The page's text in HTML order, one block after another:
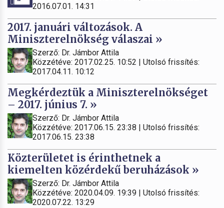
2016.07.01. 14:31
2017. januári változások. A
Miniszterelnökség válaszai »
Szerző: Dr. Jámbor Attila
Közzétéve: 2017.02.25. 10:52 | Utolsó frissítés:
2017.04.11. 10:12
Megkérdeztük a Miniszterelnökséget
– 2017. június 7. »
Szerző: Dr. Jámbor Attila
Közzétéve: 2017.06.15. 23:38 | Utolsó frissítés:
2017.06.15. 23:38
Közterületet is érinthetnek a
kiemelten közérdekű beruházások »
Szerző: Dr. Jámbor Attila
Közzétéve: 2020.04.09. 19:39 | Utolsó frissítés:
2020.07.22. 13:29